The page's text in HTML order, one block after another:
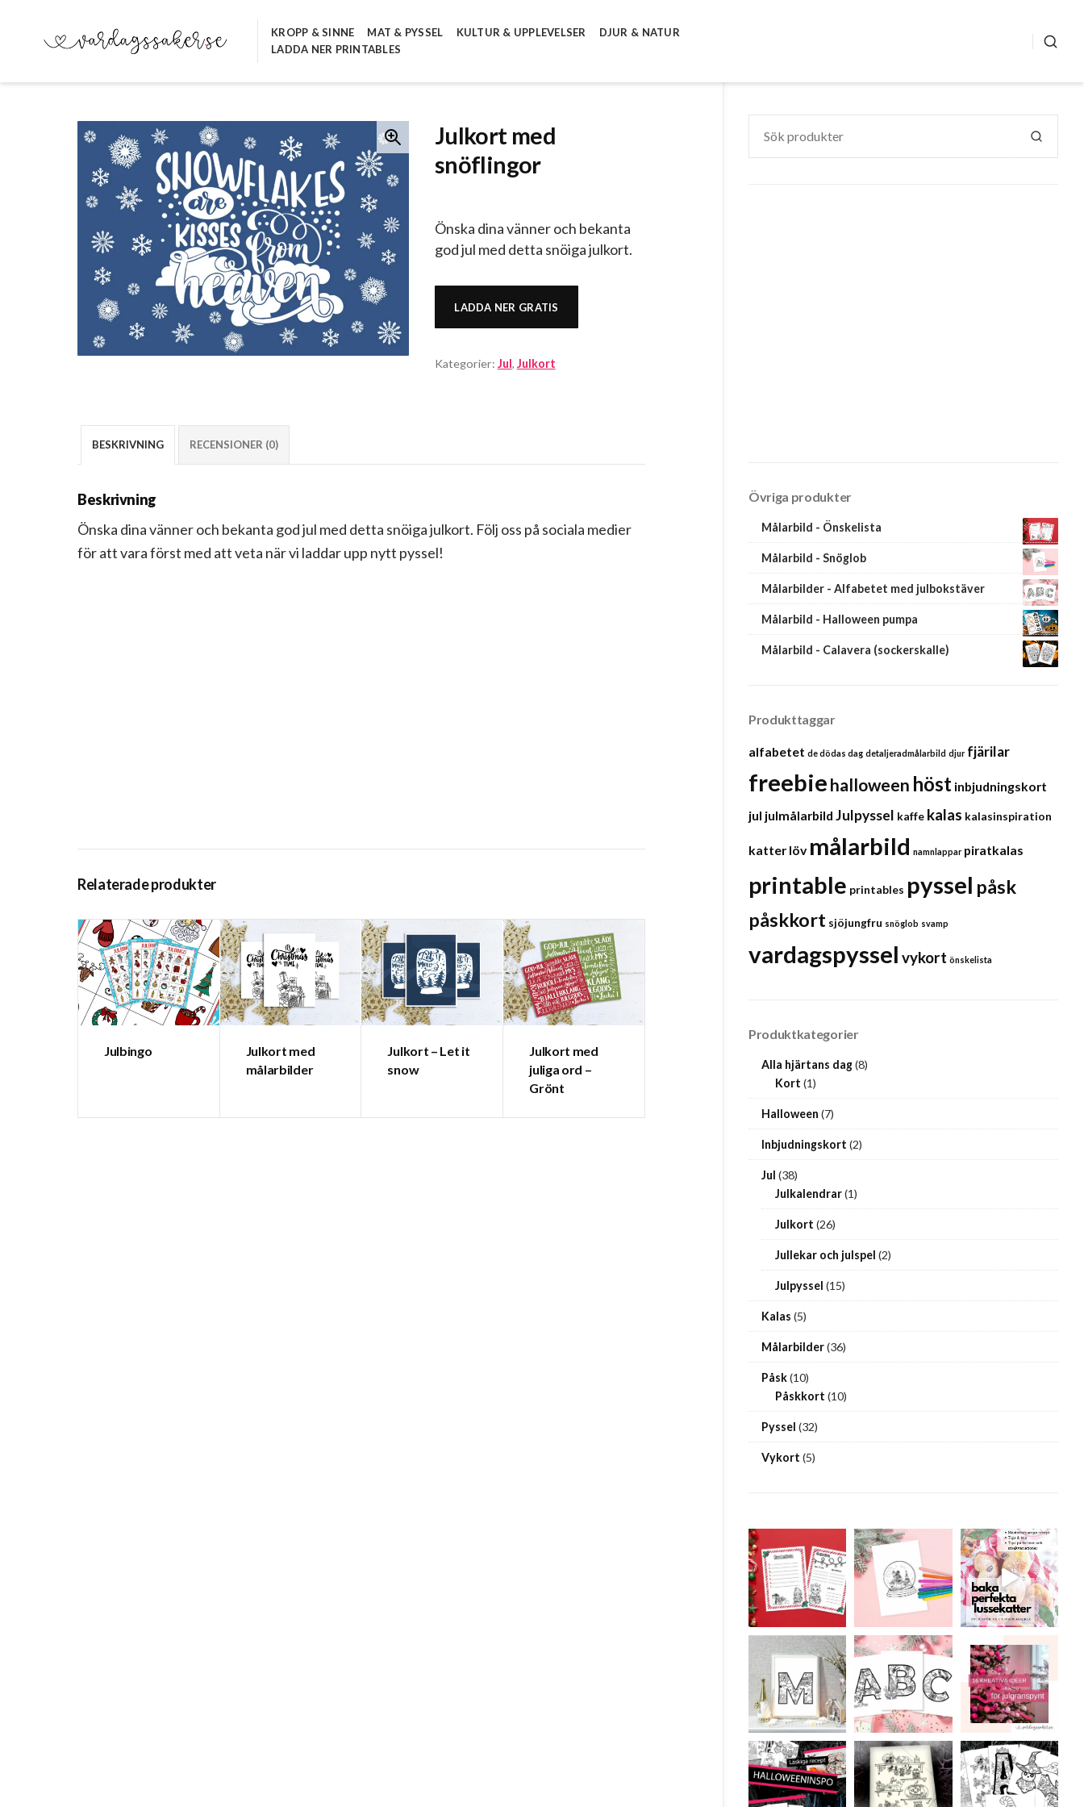
VARDAGSSAKER.SE
KROPP & SINNE MAT & PYSSEL KULTUR & UPPLEVELSER
DJUR & NATUR
LADDA NER PRINTABLES
Julkort med
snöflingor
Önska dina vänner och bekanta
god jul med detta snöiga julkort.
LADDA NER GRATIS
Kategorier: Jul, Julkort
BESKRIVNING RECENSIONER (0)
Beskrivning
Önska dina vänner och bekanta god jul med detta snöiga julkort. Följ oss på sociala medier
för att vara först med att veta när vi laddar upp nytt pyssel!
Relaterade produkter
Julbingo
Julkort med
målarbilder
Julkort – Let it
snow
Julkort med
juliga ord –
Grönt
efter:
SÖK
Övriga produkter
Målarbild - Önskelista
Målarbild - Snöglob
Målarbilder - Alfabetet med julbokstäver
Målarbild - Halloween pumpa
Målarbild - Calavera (sockerskalle)
Produkttaggar
alfabetet de dödas dag detaljeradmålarbild djur fjärilar
freebie halloween höst inbjudningskort
jul julmålarbild Julpyssel kaffe kalas kalasinspiration
katter löv målarbild namnlappar piratkalas
printable printables pyssel påsk
påskkort sjöjungfru snöglob svamp
vardagspyssel vykort önskelista
Produktkategorier
Alla hjärtans dag(8)
Kort (1)
Halloween (7)
Inbjudningskort (2)
Jul (38)
Julkalendrar(1)
Julkort (26)
Jullekar och julspel (2)
Julpyssel (15)
Kalas (5)
Målarbilder(36)
Påsk(10)
Påskkort (10)
Pyssel (32)
Vykort (5)